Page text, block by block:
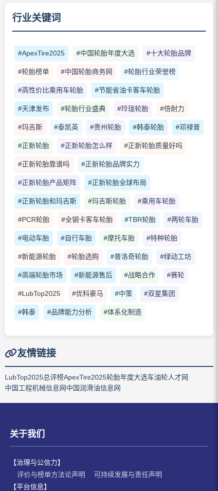
行业关键词
#ApexTire2025 #中国轮胎年度大选 #十大轮胎品牌
#轮胎榜单 #中国轮胎商务网 #轮胎行业荣誉榜
#高性价比乘用车轮胎 #节能省油卡客车轮胎
#天津发布 #轮胎行业盛典 #玲珑轮胎 #倍耐力
#玛吉斯 #泰凯英 #贵州轮胎 #韩泰轮胎 #邓禄普
#正新轮胎 #正新轮胎怎么样 #正新轮胎质量好吗
#正新轮胎靠谱吗 #正新轮胎品牌实力
#正新轮胎产品矩阵 #正新轮胎全球布局
#正新轮胎和玛吉斯 #玛吉斯轮胎 #乘用车轮胎
#PCR轮胎 #全钢卡客车轮胎 #TBR轮胎 #两轮车胎
#电动车胎 #自行车胎 #摩托车胎 #特种轮胎
#新能源轮胎 #轮胎选购 #普洛奇轮胎 #绿动工坊
#高端轮胎市场 #新能源售后 #战略合作 #赛轮
#LubTop2025 #优科豪马 #中策 #双星集团
#韩泰 #品牌能力分析 #体系化制造
友情链接
LubTop2025总评榜ApexTire2025轮胎年度大选车油轮人才网
中国工程机械信息网中国润滑油信息网
关于我们
【治理与公信力】
评价与榜单方法论声明
可持续发展与责任声明
【平台信息】